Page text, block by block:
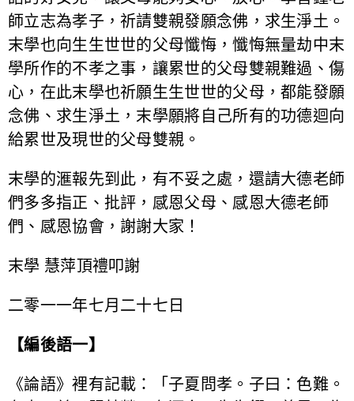
師立志為孝子，祈請雙親發願念佛，求生淨土。
末學也向生生世世的父母懺悔，懺悔無量劫中末
學所作的不孝之事，讓累世的父母雙親難過、傷
心，在此末學也祈願生生世世的父母，都能發願
念佛、求生淨土，末學願將自己所有的功德迴向
給累世及現世的父母雙親。
末學的滙報先到此，有不妥之處，還請大德老師
們多多指正、批評，感恩父母、感恩大德老師
們、感恩協會，謝謝大家！
末學 慧萍頂禮叩謝
二零一一年七月二十七日
【編後語一】
《論語》裡有記載：「子夏問孝。子曰：色難。